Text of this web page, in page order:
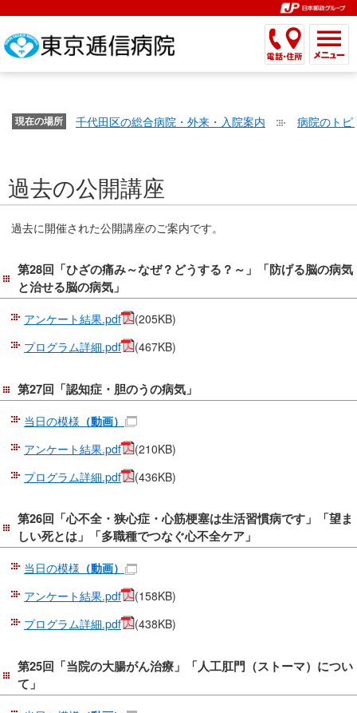
が
で
す。
ー
ジ
内
メ
ー
ヘ
ッ
ダ
ー
メ
ニ
ュ
へ
動
し
ま
す
共
メ
ニ
ュ
ー
へ
移
動
ま
す
現
こ
き
さ
定
す。
こ
大
き
さ
設
で
す。
こ
メ
ニ
ュ
ー
す。
こ
ま
ッ
メ
ニ
ュ
す。
こ
か
イ
検
索
で
こ
こ
ま
イ
検
索
で
こ
こ
か
通
ュ
ー
で
こ
こ
ま
共
通
ュ
ー
で
現在の場所 千代田区の総合病院・外来・入院案内 病院のトピ
こ
か
ら
で
す。
過去の公開講座
過去に開催された公開講座のご案内です。
第28回「ひざの痛み～なぜ？どうする？～」「防げる脳の病気
と治せる脳の病気」
アンケート結果.pdf
(205KB)
プログラム詳細.pdf
(467KB)
第27回「認知症・胆のうの病気」
当日の模様 （動画）
アンケート結果.pdf
(210KB)
プログラム詳細.pdf
(436KB)
第26回「心不全・狭心症・心筋梗塞は生活習慣病です」「望ま
しい死とは」「多職種でつなぐ心不全ケア」
当日の模様 （動画）
アンケート結果.pdf
(158KB)
プログラム詳細.pdf
(438KB)
第25回「当院の大腸がん治療」「人工肛門（ストーマ）につい
て」